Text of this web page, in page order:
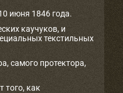
июня 1846 года.
каучуков, и
текстильных
самого протектора,
того, как